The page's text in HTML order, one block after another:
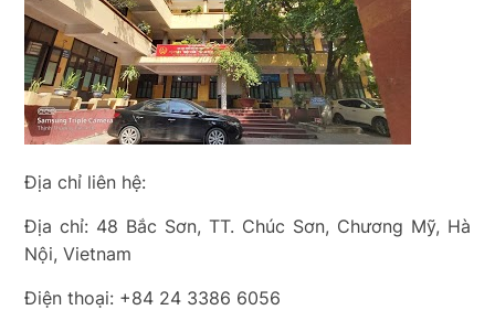
Địa chỉ liên hệ:
Địa chỉ: 48 Bắc Sơn, TT. Chúc Sơn, Chương Mỹ, Hà
Nội, Vietnam
Điện thoại: +84 24 3386 6056